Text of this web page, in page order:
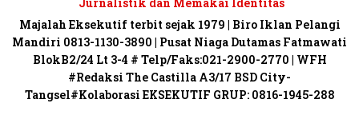
Majalah Eksekutif terbit sejak 1979 | Biro Iklan Pelangi
Mandiri 0813-1130-3890 | Pusat Niaga Dutamas Fatmawati
BlokB2/24 Lt 3-4 # Telp/Faks:021-2900-2770 | WFH
#Redaksi The Castilla A3/17 BSD City-
Tangsel#Kolaborasi EKSEKUTIF GRUP: 0816-1945-288